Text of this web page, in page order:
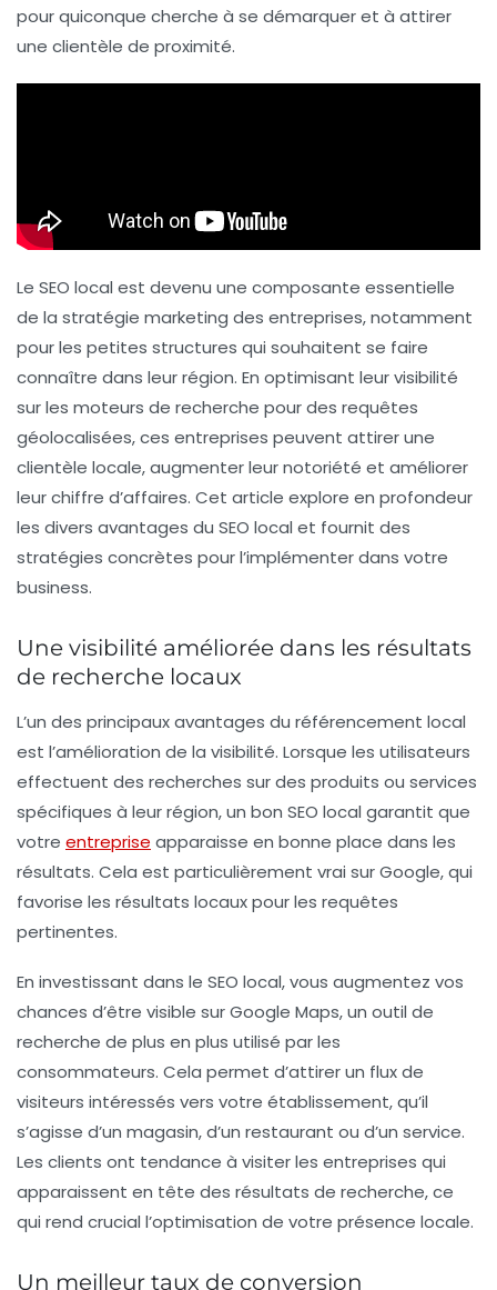
pour quiconque cherche à se démarquer et à attirer
une clientèle de proximité.
Le SEO local est devenu une composante essentielle
de la stratégie marketing des entreprises, notamment
pour les petites structures qui souhaitent se faire
connaître dans leur région. En optimisant leur visibilité
sur les moteurs de recherche pour des requêtes
géolocalisées, ces entreprises peuvent attirer une
clientèle locale, augmenter leur notoriété et améliorer
leur chiffre d’affaires. Cet article explore en profondeur
les divers avantages du SEO local et fournit des
stratégies concrètes pour l’implémenter dans votre
business.
Une visibilité améliorée dans les résultats
de recherche locaux
L’un des principaux avantages du référencement local
est l’amélioration de la visibilité. Lorsque les utilisateurs
effectuent des recherches sur des produits ou services
spécifiques à leur région, un bon SEO local garantit que
votre entreprise apparaisse en bonne place dans les
résultats. Cela est particulièrement vrai sur Google, qui
favorise les résultats locaux pour les requêtes
pertinentes.
En investissant dans le SEO local, vous augmentez vos
chances d’être visible sur Google Maps, un outil de
recherche de plus en plus utilisé par les
consommateurs. Cela permet d’attirer un flux de
visiteurs intéressés vers votre établissement, qu’il
s’agisse d’un magasin, d’un restaurant ou d’un service.
Les clients ont tendance à visiter les entreprises qui
apparaissent en tête des résultats de recherche, ce
qui rend crucial l’optimisation de votre présence locale.
Un meilleur taux de conversion